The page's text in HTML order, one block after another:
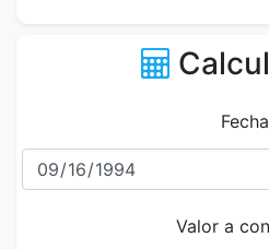
Fecha
Valor a